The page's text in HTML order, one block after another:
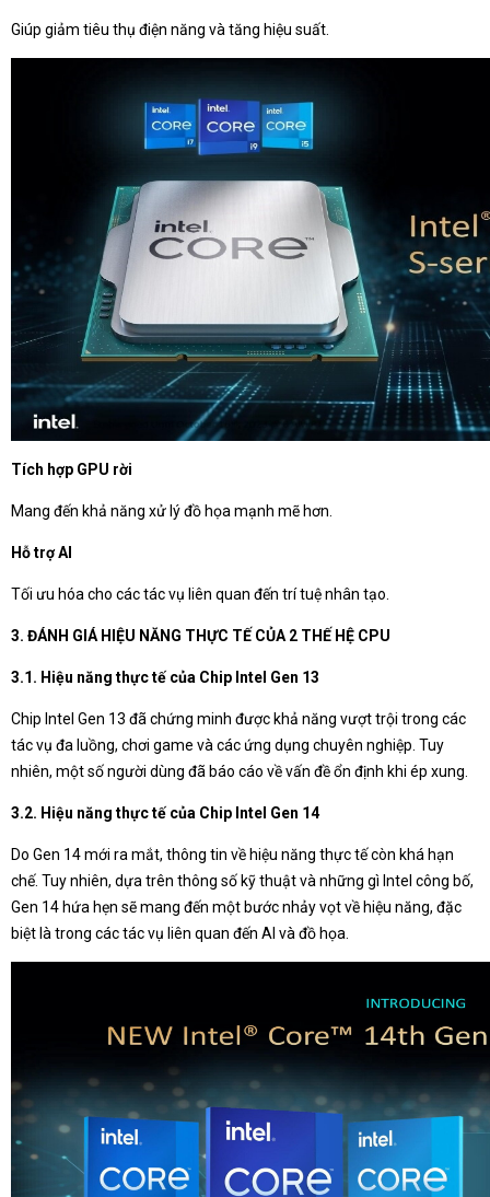
Giúp giảm tiêu thụ điện năng và tăng hiệu suất.
Tích hợp GPU rời
Mang đến khả năng xử lý đồ họa mạnh mẽ hơn.
Hỗ trợ AI
Tối ưu hóa cho các tác vụ liên quan đến trí tuệ nhân tạo.
3. ĐÁNH GIÁ HIỆU NĂNG THỰC TẾ CỦA 2 THẾ HỆ CPU
3.1. Hiệu năng thực tế của Chip Intel Gen 13
Chip Intel Gen 13 đã chứng minh được khả năng vượt trội trong các
tác vụ đa luồng, chơi game và các ứng dụng chuyên nghiệp. Tuy
nhiên, một số người dùng đã báo cáo về vấn đề ổn định khi ép xung.
3.2. Hiệu năng thực tế của Chip Intel Gen 14
Do Gen 14 mới ra mắt, thông tin về hiệu năng thực tế còn khá hạn
chế. Tuy nhiên, dựa trên thông số kỹ thuật và những gì Intel công bố,
Gen 14 hứa hẹn sẽ mang đến một bước nhảy vọt về hiệu năng, đặc
biệt là trong các tác vụ liên quan đến AI và đồ họa.